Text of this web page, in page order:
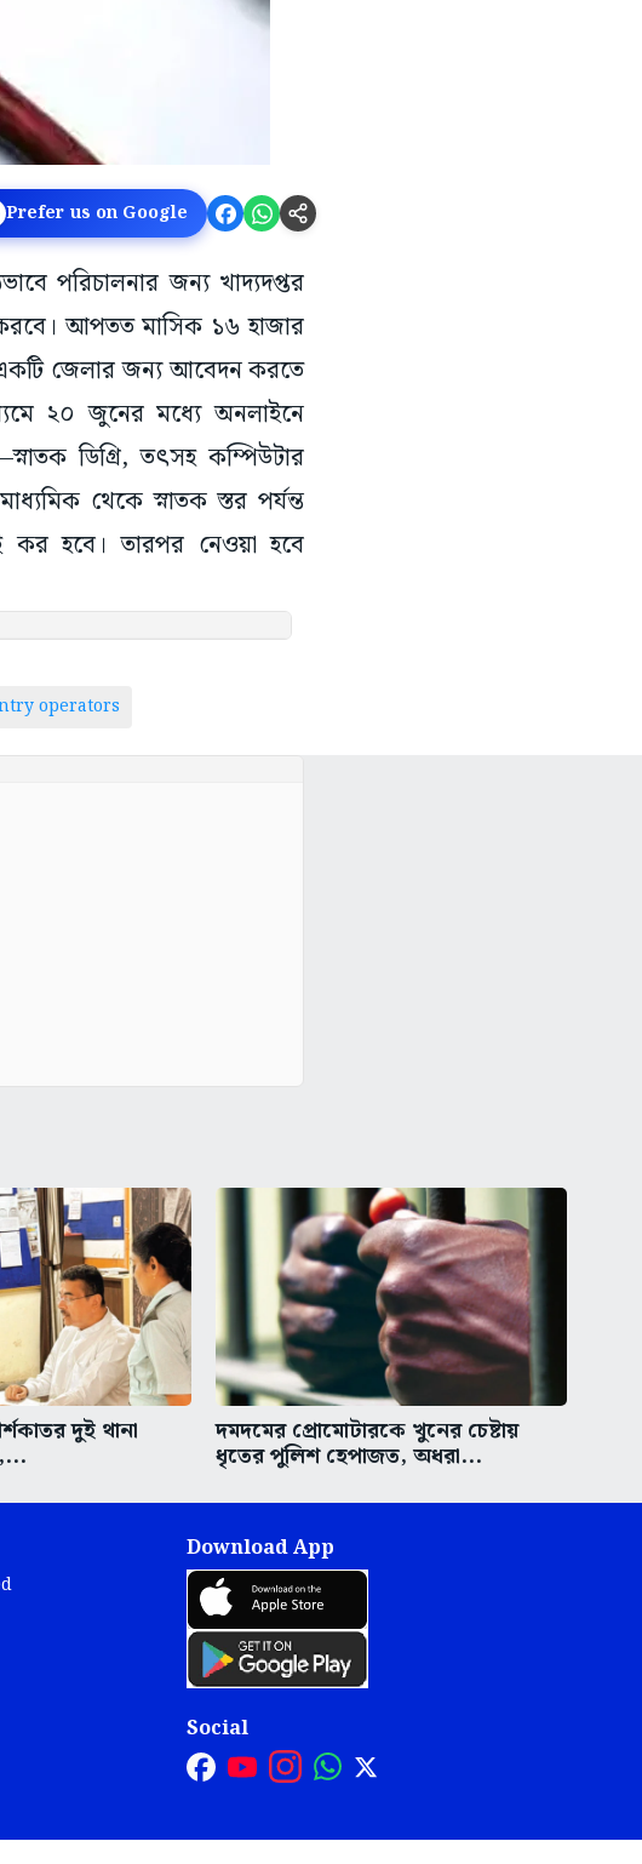
Prefer us on Google
পরিচালনার জন্য খাদ্যদপ্তর
করবে। আপতত মাসিক ১৬ হাজার
জেলার জন্য আবেদন করতে
২০ জুনের মধ্যে অনলাইনে
ডিগ্রি, তৎসহ কম্পিউটার
থেকে স্নাতক স্তর পর্যন্ত
কর হবে। তারপর নেওয়া হবে
operators
দুই থানা দমদমের প্রোমোটারকে খুনের চেষ্টায়
ধৃতের পুলিশ হেপাজত, অধরা...
Download App
Social